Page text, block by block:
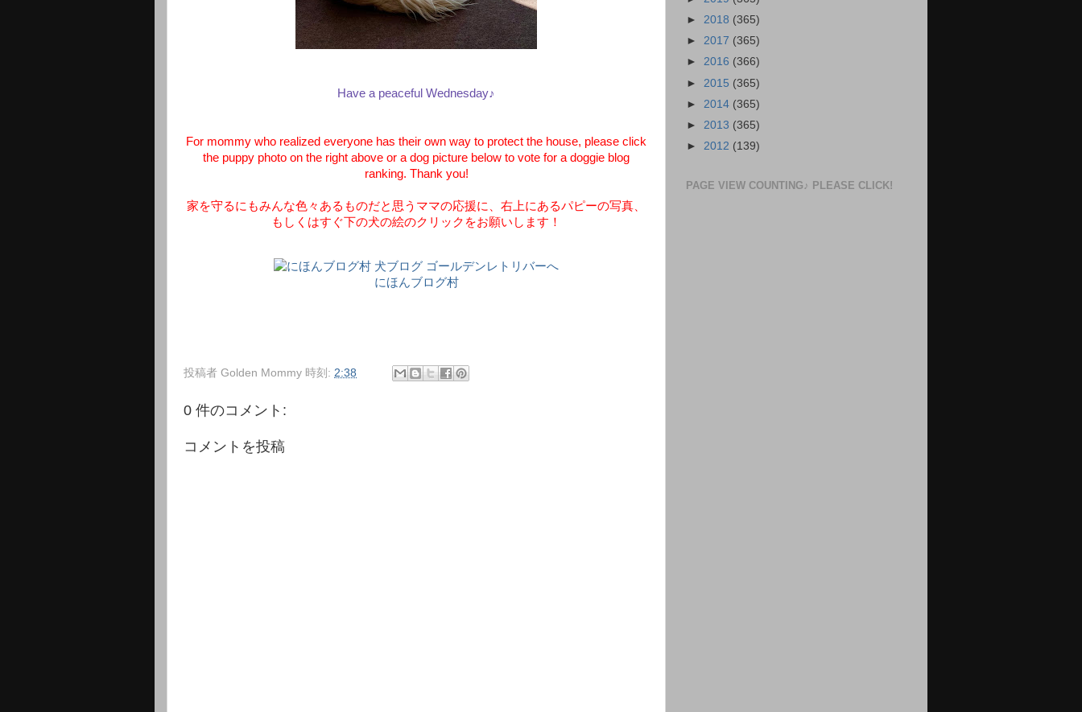
Have a peaceful Wednesday♪
For mommy who realized everyone has their own way to protect the house, please click
the puppy photo on the right above or a dog picture below to vote for a doggie blog
ranking. Thank you!
家を守るにもみんな色々あるものだと思うママの応援に、右上にあるパピーの写真、
もしくはすぐ下の犬の絵のクリックをお願いします！
にほんブログ村
投稿者 Golden Mommy 時刻: 2:38
0 件のコメント:
コメントを投稿
► 2018 (365)
► 2017 (365)
► 2016 (366)
► 2015 (365)
► 2014 (365)
► 2013 (365)
► 2012 (139)
PAGE VIEW COUNTING♪ PLEASE CLICK!